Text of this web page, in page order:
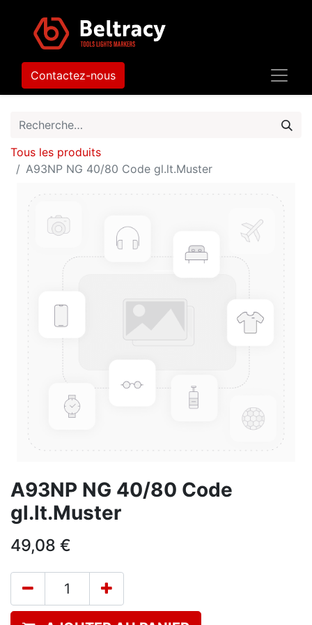
Contactez-nous
Tous les produits
A93NP NG 40/80 Code gl.lt.Muster
A93NP NG 40/80 Code
gl.lt.Muster
49,08 €